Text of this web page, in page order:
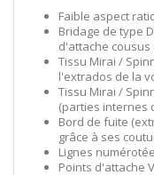
Faible aspect
Bridage de type
d'attache
Tissu Mirai /
l'extrados de la
Tissu Mirai /
(parties internes
Bord de fuite
grâce à ses
Lignes
Points d'attache